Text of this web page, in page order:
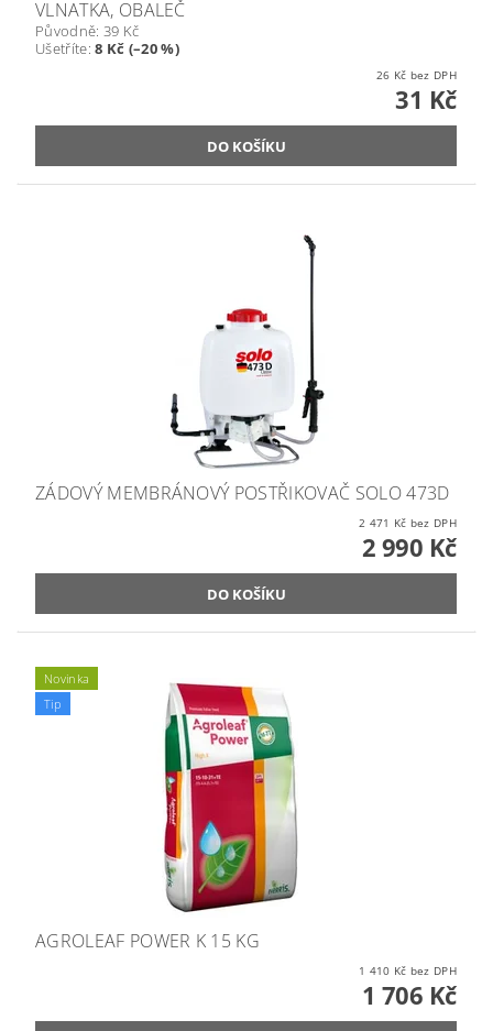
VLNATKA, OBALEČ
Původně: 39 Kč
Ušetříte:8 Kč (–20 %)
26 Kč bez DPH
31 Kč
ZÁDOVÝ MEMBRÁNOVÝ POSTŘIKOVAČ SOLO 473D
2 471 Kč bez DPH
2 990 Kč
Novinka
Tip
AGROLEAF POWER K 15 KG
1 410 Kč bez DPH
1 706 Kč